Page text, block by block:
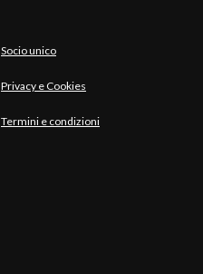
Socio unico
Privacy e Cookies
Termini e condizioni